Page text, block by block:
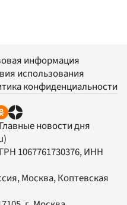
информация
использования
конфиденциальности
новости дня
1067761730376, ИНН
Москва, Коптевская